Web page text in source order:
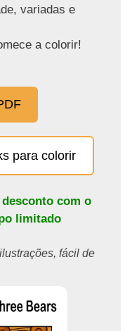
variadas e
a colorir!
para colorir
com o
limitado
fácil de